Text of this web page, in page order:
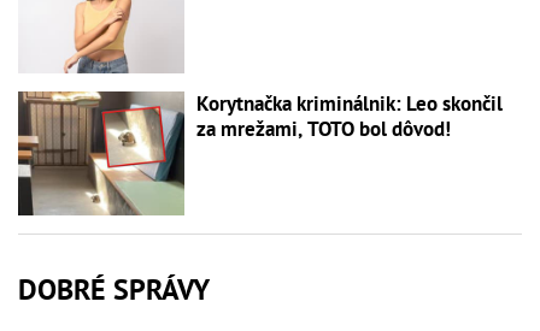
Korytnačka kriminálnik: Leo skončil
za mrežami, TOTO bol dôvod!
DOBRÉ SPRÁVY